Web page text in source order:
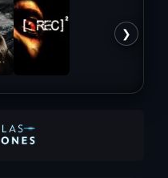
❯